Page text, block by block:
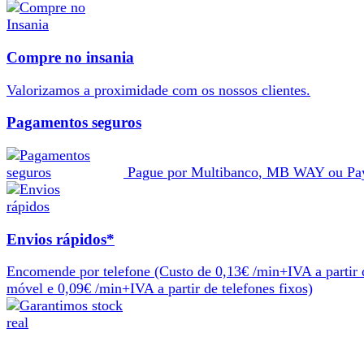
Compre no insania
Valorizamos a proximidade com os nossos clientes.
Pagamentos seguros
Pague por Multibanco, MB WAYou
Envios rápidos*
Encomende por telefone (Custo de 0,13€ /min+IVA a partir
móvel e 0,09€ /min+IVA a partir de telefones fixos)